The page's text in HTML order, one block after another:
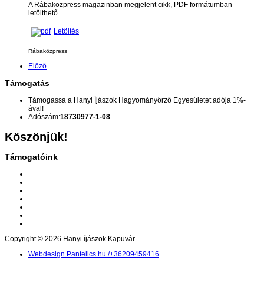
A Rábaközpress magazinban megjelent cikk, PDF formátumban
letölthető.
Letöltés
Rábaközpress
Előző
Támogatás
Támogassa a Hanyi Íjászok Hagyományörző Egyesületet adója 1%-
ával!
Adószám:18730977-1-08
Köszönjük!
Támogatóink
Copyright © 2026 Hanyi íjászok Kapuvár
Webdesign Pantelics.hu /+36209459416